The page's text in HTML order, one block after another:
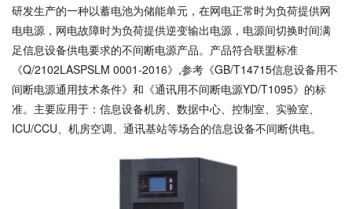
研发生产的一种以蓄电池为储能单元，在网电正常时为负荷提供网
电电源，网电故障时为负荷提供逆变输出电源，电源间切换时间满
足信息设备供电要求的不间断电源产品。产品符合联盟标准
《Q/2102LASPSLM 0001-2016》,参考《GB/T14715信息设备用不
间断电源通用技术条件》和《通讯用不间断电源YD/T1095》的标
准。主要应用于：信息设备机房、数据中心、控制室、实验室、
ICU/CCU、机房空调、通讯基站等场合的信息设备不间断供电。